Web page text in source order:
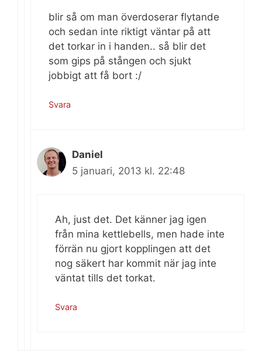
blir så om man överdoserar flytande
och sedan inte riktigt väntar på att
det torkar in i handen.. så blir det
som gips på stången och sjukt
jobbigt att få bort :/
Svara
Daniel
5 januari, 2013 kl. 22:48
Ah, just det. Det känner jag igen
från mina kettlebells, men hade inte
förrän nu gjort kopplingen att det
nog säkert har kommit när jag inte
väntat tills det torkat.
Svara